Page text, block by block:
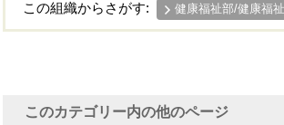
この組織からさがす: 健康福祉部/健康福
このカテゴリー内の他のページ